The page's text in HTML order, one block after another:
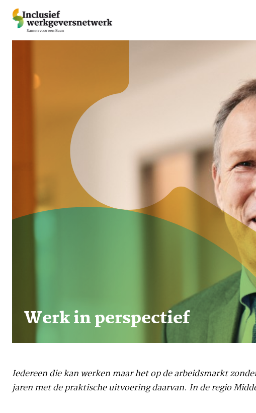
Werk in perspectief
Iedereen die kan werken maar het op de arbeidsmarkt
jaren met de praktische uitvoering daarvan. In de regio